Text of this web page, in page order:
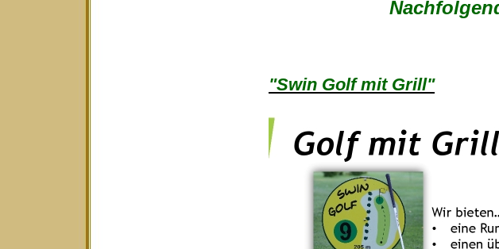
"Swin Golf mit Grill"